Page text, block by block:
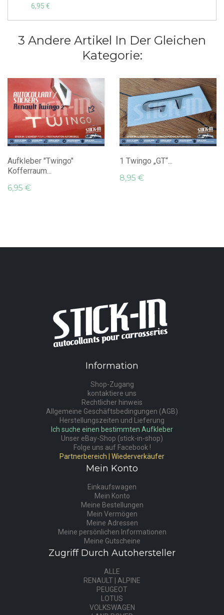
6,95 €
3 Andere Artikel In Der Gleichen
Kategorie:
Aufkleber "Twingo"
Kofferraum...
6,95 €
1 Twingo „GT“...
8,95 €
Information
Shop-Zugang
kontaktiere uns
Rechtlicher hinweis
Allgemeine Geschäftsbedingungen (AGB)
Herstellungszeiten und Lieferung
Ich suche einen bestimmten Aufkleber
Unser eBay-Shop (stick-in-shop)
Folge uns auf Facebook !
Partnerbereich | Wiederverkäufer
Mein Konto
Einkaufswagen
Mein Konto
Meine Bestellungen
Mein Vermögen
Meine Adressen
Meine persönlichen Informationen
Meine Gutscheine
Zugriff Durch Autohersteller
ALLE
RENAULT | ALPINE
PEUGEOT
LOTUS
VOLKSWAGEN